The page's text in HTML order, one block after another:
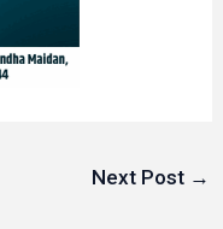
Next Post →